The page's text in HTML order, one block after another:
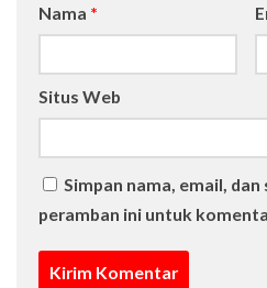
Nama *
Situs Web
Simpan nama, email,
peramban ini untuk